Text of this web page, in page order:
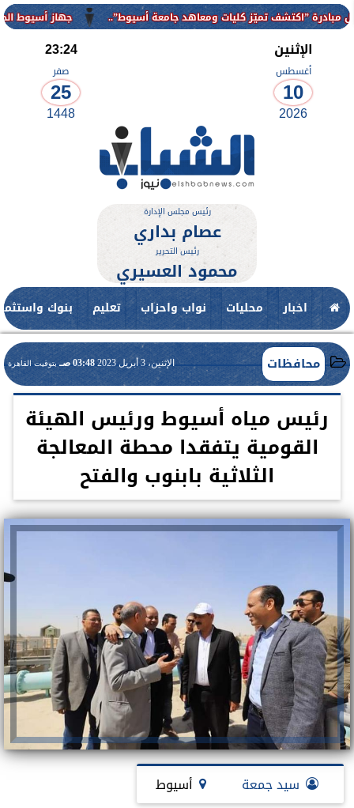
جهاز أسيوط الجديدة يواصل تميّز كليات ومعاهد جامعة أسيوط”..
الإثنين
أغسطس
10
2026
23:24
صفر
25
1448
رئيس مجلس الإدارة
عصام بداري
رئيس التحرير
محمود العسيري
اخبار محليات نواب واحزاب تعليم بنوك
محافظات الإثنين، 3 أبريل 2023 03:48 صـ بتوقيت القاهرة
رئيس مياه أسيوط ورئيس الهيئة
القومية يتفقدا محطة المعالجة
الثلاثية بابنوب والفتح
سيد جمعة أسيوط